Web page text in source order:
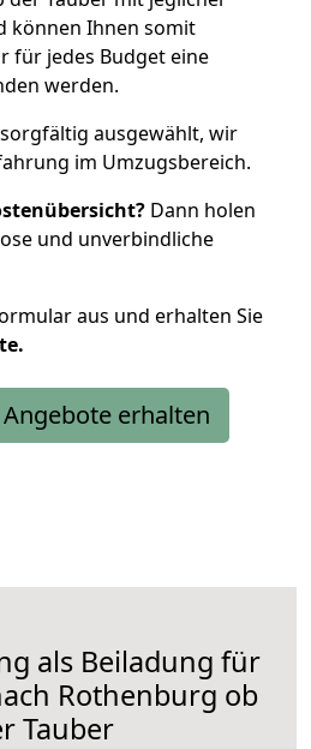
können Ihnen somit
für jedes Budget eine
werden.
ausgewählt, wir
im Umzugsbereich.
Dann holen
und unverbindliche
aus und erhalten Sie
erhalten
als Beiladung für
Rothenburg ob
Tauber